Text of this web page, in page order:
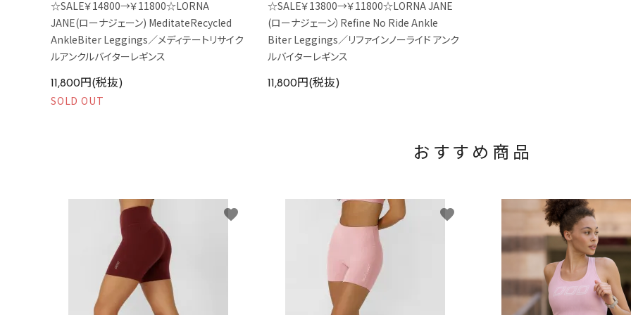
☆SALE￥14800→￥11800☆LORNA
JANE(ローナジェーン) MeditateRecycled
AnkleBiter Leggings／メディテートリサイク
ルアンクルバイターレギンス
11,800円(税抜)
SOLD OUT
☆SALE￥13800→￥11800☆LORNA JANE
(ローナジェーン）Refine No Ride Ankle
Biter Leggings／リファインノーライド アンク
ルバイターレギンス
11,800円(税抜)
おすすめ商品
favorite favorite